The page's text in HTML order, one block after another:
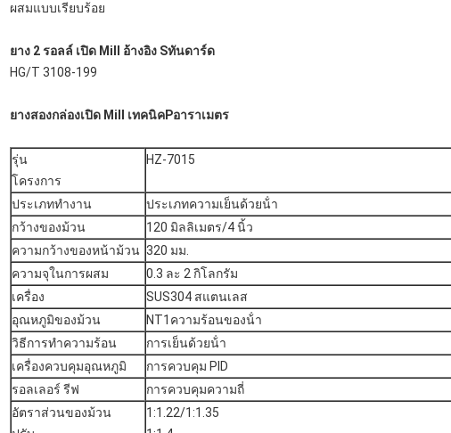
ผสมแบบเรียบร้อย
ยาง 2 รอลล์ เปิด Mill อ้างอิง Sทันดาร์ด
HG/T 3108-199
ยางสองกล่องเปิด Mill เทคนิคPอาราเมตร
รุ่น
โครงการ
HZ-7015
ประเภททํางาน
ประเภทความเย็นด้วยน้ํา
กว้างของม้วน
120 มิลลิเมตร/4 นิ้ว
ความกว้างของหน้าม้วน 320 มม.
ความจุในการผสม
0.3 ละ 2 กิโลกรัม
เครื่อง
SUS304 สแตนเลส
อุณหภูมิของม้วน
NT1ความร้อนของน้ํา
วิธีการทําความร้อน
การเย็นด้วยน้ํา
เครื่องควบคุมอุณหภูมิ
การควบคุม PID
รอลเลอร์ รีฟ
การควบคุมความถี่
อัตราส่วนของม้วน
1:1.22/1:1.35